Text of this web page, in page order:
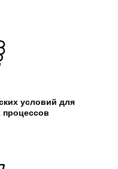
условий для
процессов